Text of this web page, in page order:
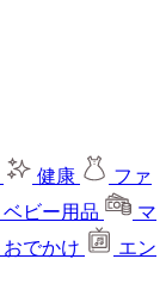
健康
ファ
ベビー用品
マ
おでかけ
エン